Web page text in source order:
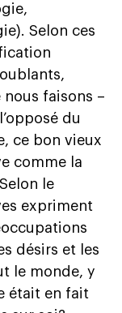
Selon ces
faisons –
du
ce bon vieux
comme la
le
expriment
désirs et les
le monde, y
était en fait